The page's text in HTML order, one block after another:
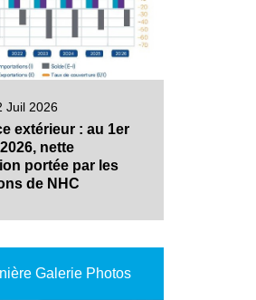
Juil 2026
extérieur : au 1er
nette
portée par les
de NHC
Galerie Photos